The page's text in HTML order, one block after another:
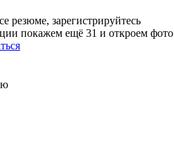
резюме, зарегистрируйтесь
покажем ещё 31 и откроем фото